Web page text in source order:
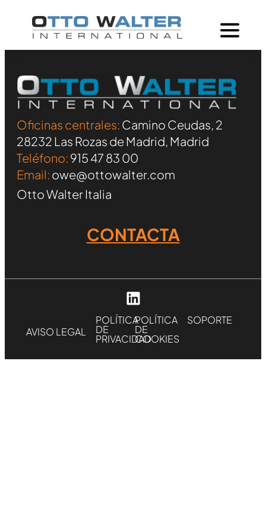
Oficinas centrales: Camino Ceudas, 2
28232 Las Rozas de Madrid, Madrid
Teléfono: 915 47 83 00
Email: owe@ottowalter.com
Otto Walter Italia
CONTACTA
AVISO LEGAL
POLÍTICA
DE
PRIVACIDAD
POLÍTICA
DE
COOKIES
SOPORTE